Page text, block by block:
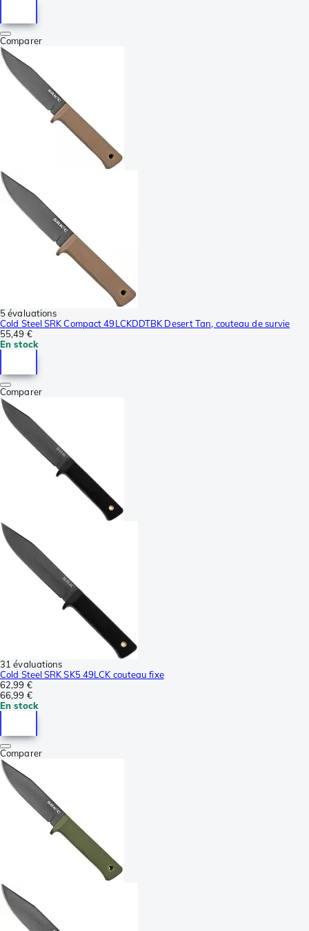
Comparer
5 évaluations
Cold Steel SRK Compact 49LCKDDTBK Desert Tan, couteau de survie
55,49 €
En stock
Comparer
31 évaluations
Cold Steel SRK SK5 49LCK couteau fixe
62,99 €
66,99 €
En stock
Comparer